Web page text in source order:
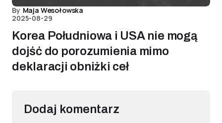
By Maja Wesołowska
2025-08-29
Korea Południowa i USA nie mogą
dojść do porozumienia mimo
deklaracji obniżki ceł
Dodaj komentarz